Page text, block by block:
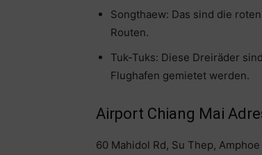
Songthaew: Das sind die
Routen.
Tuk-Tuks: Diese Dreiräder
Flughafen gemietet werden.
Airport Chiang Mai
60 Mahidol Rd, Su Thep,